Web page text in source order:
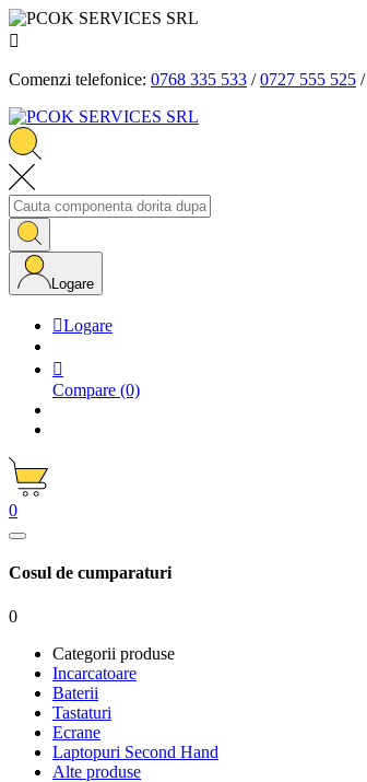

Comenzi telefonice: 0768 335 533 /0727 555 525 /
Logare
Logare

Compare (0)
0
Cosul de cumparaturi
0
Categorii produse
Incarcatoare
Baterii
Tastaturi
Ecrane
Laptopuri Second Hand
Alte produse